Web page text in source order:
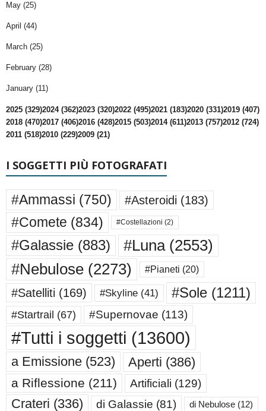
May (25)
April (44)
March (25)
February (28)
January (11)
2025 (329)2024 (362)2023 (320)2022 (495)2021 (183)2020 (331)2019 (407)
2018 (470)2017 (406)2016 (428)2015 (503)2014 (611)2013 (757)2012 (724)
2011 (518)2010 (229)2009 (21)
I SOGGETTI PIÙ FOTOGRAFATI
#Ammassi (750) #Asteroidi (183)
#Comete (834) #Costellazioni (2)
#Galassie (883) #Luna(2553)
#Nebulose (2273) #Pianeti (20)
#Satelliti (169) #Skyline (41) #Sole (1211)
#Startrail (67) #Supernovae (113)
#Tutti i soggetti (13600)
a Emissione (523) Aperti (386)
a Riflessione (211) Artificiali (129)
Crateri (336) di Galassie (81) di Nebulose (12)